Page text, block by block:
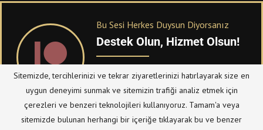
Bu Sesi Herkes Duysun Diyorsanız
Destek Olun, Hizmet Olsun!
PATREONüzerinden sitemize bağışta
bulanabilirsiniz.
Sitemizde, tercihlerinizi ve tekrar ziyaretlerinizi hatırlayarak size en
uygun deneyimi sunmak ve sitemizin trafiği analiz etmek için
çerezleri ve benzeri teknolojileri kullanıyoruz. Tamam'a veya
sitemizde bulunan herhangi bir içeriğe tıklayarak bu ve benzer